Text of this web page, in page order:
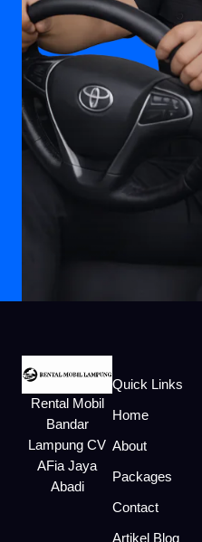
Rental Mobil
Bandar
Lampung CV
AFia Jaya
Abadi
Quick Links
Home
About
Packages
Contact
Artikel Blog